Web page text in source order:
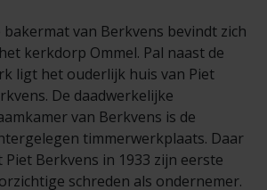
bakermat van Berkvens bevindt zich
kerkdorp Ommel. Pal naast de
ligt het ouderlijk huis van Piet
De daadwerkelijke
van Berkvens is de
timmerwerkplaats. Daar
Piet Berkvens in 1933 zijn eerste
schreden als ondernemer.